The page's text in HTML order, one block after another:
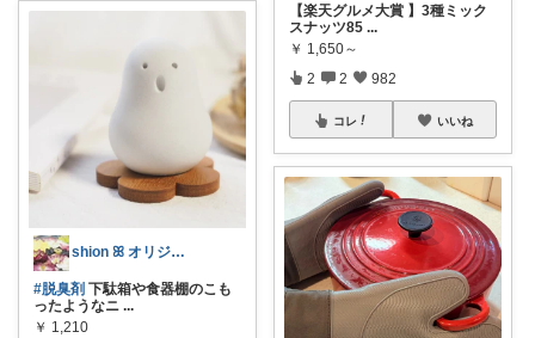
shion ꕤ オリジナル写真多め♡
#脱臭剤 下駄箱や食器棚のこも
ったようなニ ...
￥ 1,210
【楽天グルメ大賞 】3種ミック
スナッツ85 ...
￥ 1,650～
2 2 982
コレ いいね